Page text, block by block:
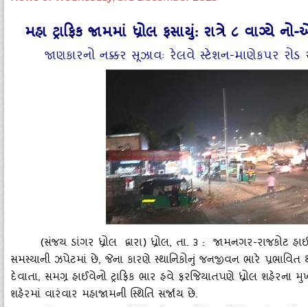
મહા ટ્રાફિક જામમાં ધ્રોલ ફસાયું: રાત્રે ૮ વાગ્‍યે
જાણકારનો નક્કર સૂઝાવઃ રેલવે સ્‍ટેશન-માણેકપર રોડ
(સંજય ડાંગર ધ્રોલ દ્વારા) ધ્રોલ, તા. ૩ : જામનગર-રાજકોટ
સમસ્‍યાની ઝપેટમાં છે, જેના કારણે સ્‍થાનિકોનું જનજીવન ભારે
દેવાતા, સમગ્ર હાઈવેનો ટ્રાફિક ભાર હવે ફરજિયાતપણે ધ્રોલ
શહેરમાં વારંવાર મહાજામની સ્‍થિતિ સર્જાય છે.